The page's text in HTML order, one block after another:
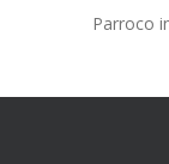
Parroco